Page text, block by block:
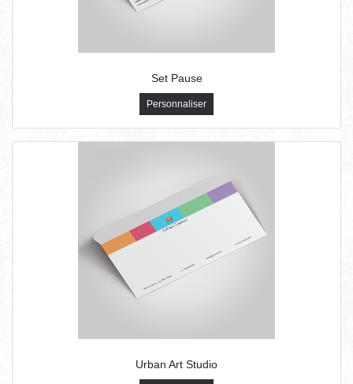
Set Pause
Personnaliser
Urban Art Studio